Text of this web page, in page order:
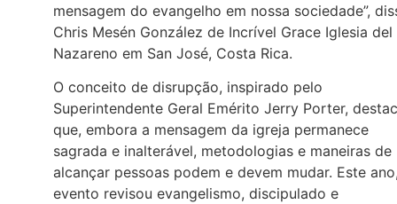
mensagem do evangelho em nossa sociedade”,
Chris Mesén González de Incrível Grace Iglesia del
Nazareno em San José, Costa Rica.
O conceito de disrupção, inspirado pelo
Superintendente Geral Emérito Jerry Porter,
que, embora a mensagem da igreja permanece
sagrada e inalterável, metodologias e maneiras de
alcançar pessoas podem e devem mudar. Este
evento revisou evangelismo, discipulado e